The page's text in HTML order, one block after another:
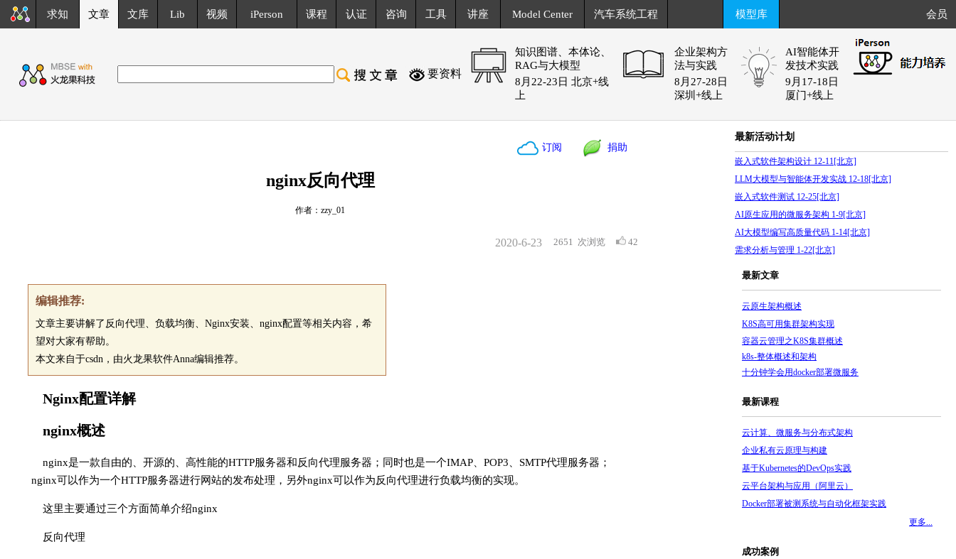
求知 文章 文库 Lib 视频 iPerson 课程 认证 咨询 工具 讲座 Model Center 汽车系统工程 模型库 会员
要资料
知识图谱、本体论、
RAG与大模型
8月22-23日 北京+线
上
企业架构方
法与实践
8月27-28日
深圳+线上
AI智能体开
发技术实践
9月17-18日
厦门+线上
订阅 捐助
nginx反向代理
作者：zzy_01
2651 次浏览 42
2020-6-23
编辑推荐:
文章主要讲解了反向代理、负载均衡、Nginx安装、nginx配置等相关内容，希
望对大家有帮助。
本文来自于csdn，由火龙果软件Anna编辑推荐。
Nginx配置详解
nginx概述
nginx是一款自由的、开源的、高性能的HTTP服务器和反向代理服务器；同时也是一个IMAP、POP3、SMTP代理服务器；
nginx可以作为一个HTTP服务器进行网站的发布处理，另外nginx可以作为反向代理进行负载均衡的实现。
这里主要通过三个方面简单介绍nginx
反向代理
最新活动计划
嵌入式软件架构设计 12-11[北京]
LLM大模型与智能体开发实战 12-18[北京]
嵌入式软件测试 12-25[北京]
AI原生应用的微服务架构 1-9[北京]
AI大模型编写高质量代码 1-14[北京]
需求分析与管理 1-22[北京]
最新文章
云原生架构概述
K8S高可用集群架构实现
容器云管理之K8S集群概述
k8s-整体概述和架构
十分钟学会用docker部署微服务
最新课程
云计算、微服务与分布式架构
企业私有云原理与构建
基于Kubernetes的DevOps实践
云平台架构与应用（阿里云）
Docker部署被测系统与自动化框架实践
更多...
成功案例